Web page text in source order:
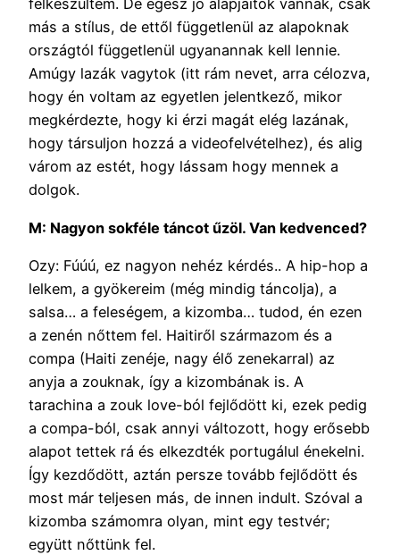
felkészültem. De egész jó alapjaitok vannak, csak
más a stílus, de ettől függetlenül az alapoknak
országtól függetlenül ugyanannak kell lennie.
Amúgy lazák vagytok (itt rám nevet, arra célozva,
hogy én voltam az egyetlen jelentkező, mikor
megkérdezte, hogy ki érzi magát elég lazának,
hogy társuljon hozzá a videofelvételhez), és alig
várom az estét, hogy lássam hogy mennek a
dolgok.
M: Nagyon sokféle táncot űzöl. Van kedvenced?
Ozy: Fúúú, ez nagyon nehéz kérdés.. A hip-hop a
lelkem, a gyökereim (még mindig táncolja), a
salsa… a feleségem, a kizomba… tudod, én ezen
a zenén nőttem fel. Haitiről származom és a
compa (Haiti zenéje, nagy élő zenekarral) az
anyja a zouknak, így a kizombának is. A
tarachina a zouk love-ból fejlődött ki, ezek pedig
a compa-ból, csak annyi változott, hogy erősebb
alapot tettek rá és elkezdték portugálul énekelni.
Így kezdődött, aztán persze tovább fejlődött és
most már teljesen más, de innen indult. Szóval a
kizomba számomra olyan, mint egy testvér;
együtt nőttünk fel.